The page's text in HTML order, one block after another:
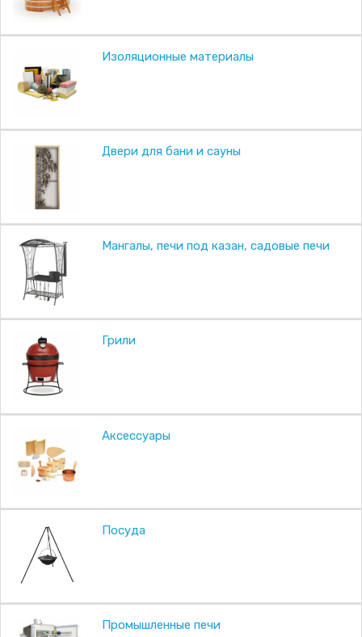
Изоляционные материалы
Двери для бани и сауны
Мангалы, печи под казан, садовые печи
Грили
Аксессуары
Посуда
Промышленные печи